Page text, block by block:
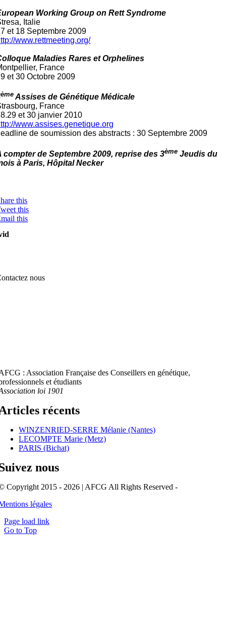
Working Group on Rett Syndrome
Italie
et 18 Septembre 2009
www.rettmeeting.org/
Maladies Rares et Orphelines
France
et 30 Octobre 2009
èmeAssises de Génétique Médicale
France
et 30 janvier 2010
www.assises.genetique.org
de soumission des abstracts : 30 Septembre 2009
compter de Septembre 2009, reprise des 3ème Jeudis du
à Paris, Hôpital Necker
this
this
this
nous
: Association Française des Conseillers en génétique,
et étudiants
loi 1901
récents
WINZENRIED-SERRE Mélanie (Nantes)
LECOMPTE Marie (Metz)
PARIS (Bichat)
nous
Copyright 2015 - 2026 | AFCG All Rights Reserved -
légales
Page load link
Go to Top